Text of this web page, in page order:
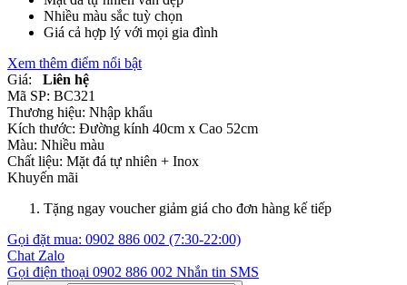
Nhiều màu sắc tuỳ chọn
Giá cả hợp lý với mọi gia đình
Xem thêm điểm nổi bật
Giá:
Liên hệ
Mã SP: BC321
Thương hiệu: Nhập khẩu
Kích thước: Đường kính 40cm x Cao 52cm
Màu: Nhiều màu
Chất liệu: Mặt đá tự nhiên + Inox
Khuyến mãi
Tặng ngay voucher giảm giá cho đơn hàng kế tiếp
Gọi đặt mua: 0902 886 002 (7:30-22:00)
Chat Zalo
Gọi điện thoại 0902 886 002 Nhắn tin SMS